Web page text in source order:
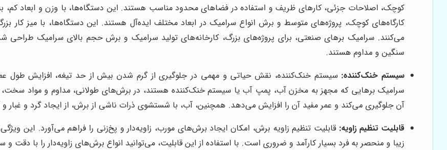
کوچک، اصلاحات جزئی، کارهای ظریف و استفاده در فضاهای محدود مناسب هستند. این دستگاه‌ها، با وزن و ابعاد کم،
کارگاه‌های کوچک، پروژه‌های متوسط و برش انواع سرامیک در ابعاد مختلف ایده‌آل هستند. این دستگاه‌ها، با میز کار
می‌کنند. سرامیک برهای صنعتی، برای پروژه‌های بزرگ، کارخانه‌های تولید سرامیک و برش حجم بالای سرامیک طراحی
سنگین و مداوم هستند.
سیستم خنک‌کننده: سیستم خنک‌کننده، نقش حیاتی و مهمی در جلوگیری از گرم شدن بیش از حد تیغه، افزایش طول
سرامیک برهایی که مجهز به مخزن آب، پمپ آب یا سیستم خنک‌کننده هستند، در برش‌های طولانی، مداوم و مواد سخت،
آن جلوگیری می‌کند و عمر مفید آن را افزایش می‌دهد. همچنین، آب، با شستشوی ذرات ناشی از برش، از ایجاد گرد و غبار
قابلیت تنظیم زاویه: قابلیت تنظیم زاویه برش، امکان ایجاد برش‌های مورب، زاویه‌دار و پخ‌زنی را فراهم می‌آورد. این
زیبا و منحصر به فرد بسیار کارآمد و ضروری است. با استفاده از این قابلیت، می‌توانید انواع برش‌های زاویه‌دار را با دقت